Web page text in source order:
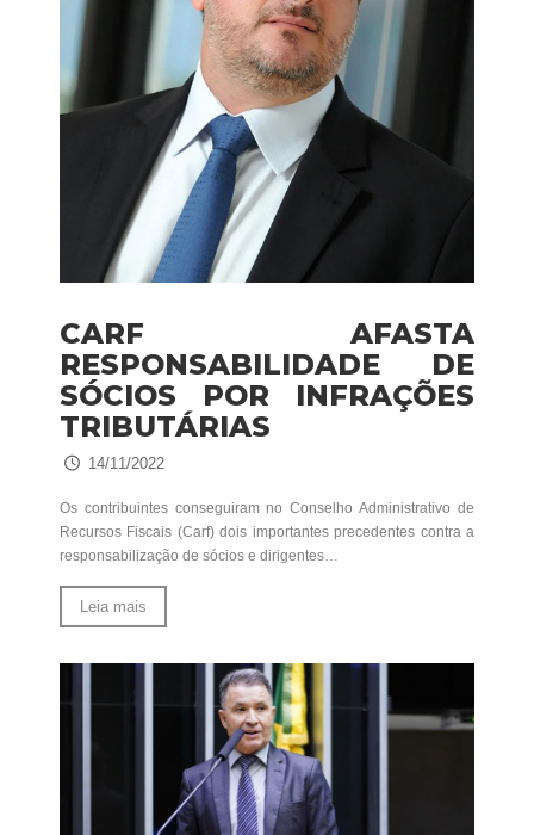
CARF AFASTA
RESPONSABILIDADE DE
SÓCIOS POR INFRAÇÕES
TRIBUTÁRIAS
14/11/2022
Os contribuintes conseguiram no Conselho Administrativo de
Recursos Fiscais (Carf) dois importantes precedentes contra a
responsabilização de sócios e dirigentes…
Leia mais